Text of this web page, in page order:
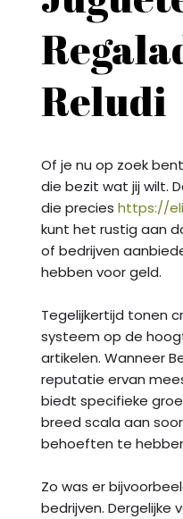
Reludi
Of je nu op zoek
die bezit wat jij wilt.
die precieshttps://
kunt het rustig aan
of bedrijven
hebben voor geld.
Tegelijkertijd tonen
systeem op de
artikelen. Wanneer
reputatie ervan
biedt specifieke
breed scala aan
behoeften te
Zo was er
bedrijven.